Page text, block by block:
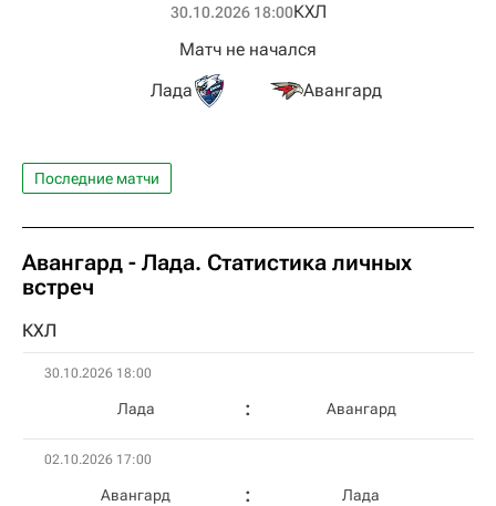
30.10.2026 18:00КХЛ
Лада
Матч не начался
Авангард
Последние матчи
Авангард - Лада. Статистика личных
встреч
КХЛ
30.10.2026 18:00
Лада Авангард
02.10.2026 17:00
Авангард Лада